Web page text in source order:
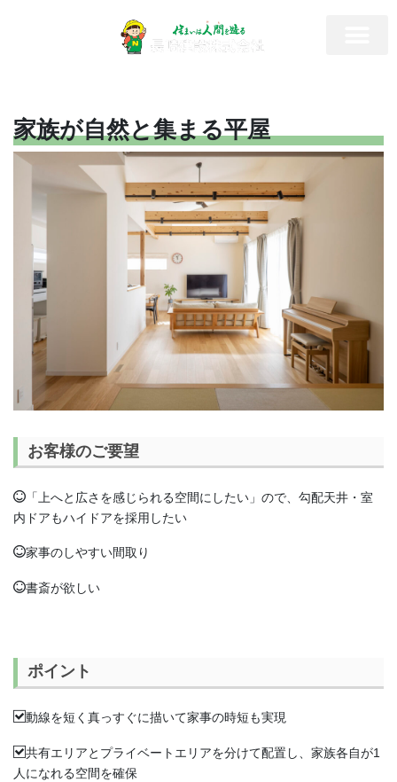
家族が自然と集まる平屋
お客様のご要望
「上へと広さを感じられる空間にしたい」ので、勾配天井・室
内ドアもハイドアを採用したい
家事のしやすい間取り
書斎が欲しい
ポイント
動線を短く真っすぐに描いて家事の時短も実現
共有エリアとプライベートエリアを分けて配置し、家族各自が1
人になれる空間を確保